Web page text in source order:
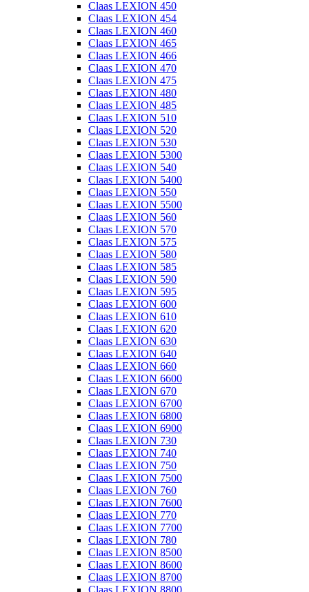
Claas LEXION 450
Claas LEXION 454
Claas LEXION 460
Claas LEXION 465
Claas LEXION 466
Claas LEXION 470
Claas LEXION 475
Claas LEXION 480
Claas LEXION 485
Claas LEXION 510
Claas LEXION 520
Claas LEXION 530
Claas LEXION 5300
Claas LEXION 540
Claas LEXION 5400
Claas LEXION 550
Claas LEXION 5500
Claas LEXION 560
Claas LEXION 570
Claas LEXION 575
Claas LEXION 580
Claas LEXION 585
Claas LEXION 590
Claas LEXION 595
Claas LEXION 600
Claas LEXION 610
Claas LEXION 620
Claas LEXION 630
Claas LEXION 640
Claas LEXION 660
Claas LEXION 6600
Claas LEXION 670
Claas LEXION 6700
Claas LEXION 6800
Claas LEXION 6900
Claas LEXION 730
Claas LEXION 740
Claas LEXION 750
Claas LEXION 7500
Claas LEXION 760
Claas LEXION 7600
Claas LEXION 770
Claas LEXION 7700
Claas LEXION 780
Claas LEXION 8500
Claas LEXION 8600
Claas LEXION 8700
Claas LEXION 8800